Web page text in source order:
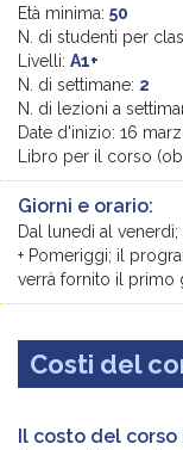
Età minima: 50
N. di studenti per
Livelli: A1+
N. di settimane: 2
N. di lezioni a
Date d'inizio: 16
Libro per il corso
Giorni e orario:
Dal lunedì al
+ Pomeriggi; il
verrà fornito il primo
Costi del
Il costo del corso